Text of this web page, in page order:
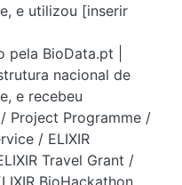
e utilizou [inserir
BioData.pt |
nacional de
e recebeu
Project Programme /
/ ELIXIR
Travel Grant /
BioHackathon